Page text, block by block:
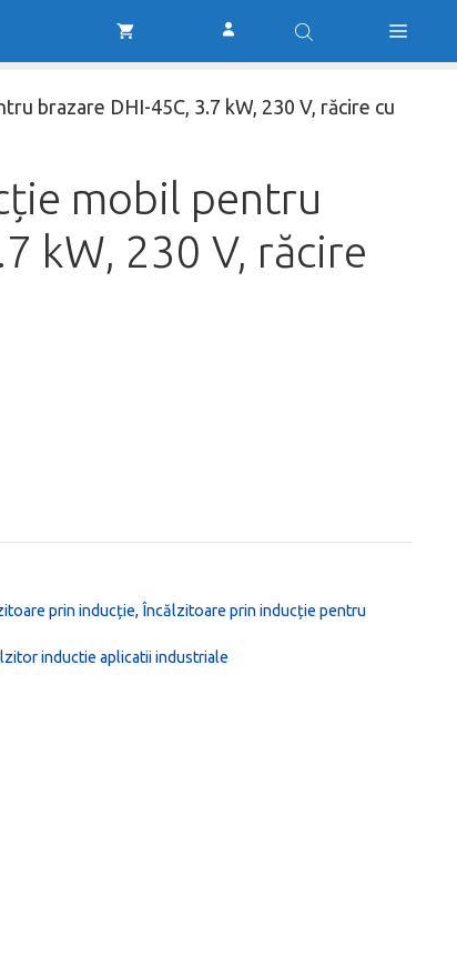
brazare DHI-45C, 3.7 kW, 230 V, răcire cu
mobil pentru
kW, 230 V, răcire
prin inducție, Încălzitoare prin inducție pentru
inductie aplicatii industriale
14.999,00 lei.
inducție
mobil
brazare
3.7
230